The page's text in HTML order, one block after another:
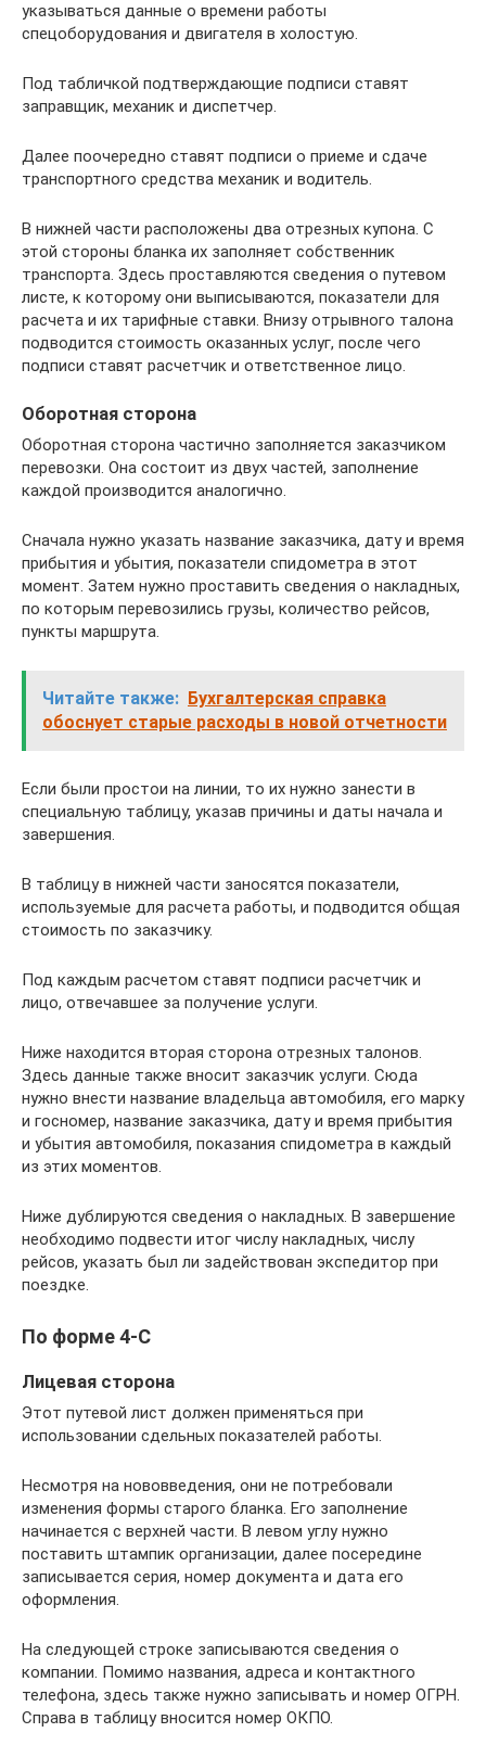
указываться данные о времени работы
спецоборудования и двигателя в холостую.
Под табличкой подтверждающие подписи ставят
заправщик, механик и диспетчер.
Далее поочередно ставят подписи о приеме и сдаче
транспортного средства механик и водитель.
В нижней части расположены два отрезных купона. С
этой стороны бланка их заполняет собственник
транспорта. Здесь проставляются сведения о путевом
листе, к которому они выписываются, показатели для
расчета и их тарифные ставки. Внизу отрывного талона
подводится стоимость оказанных услуг, после чего
подписи ставят расчетчик и ответственное лицо.
Оборотная сторона
Оборотная сторона частично заполняется заказчиком
перевозки. Она состоит из двух частей, заполнение
каждой производится аналогично.
Сначала нужно указать название заказчика, дату и время
прибытия и убытия, показатели спидометра в этот
момент. Затем нужно проставить сведения о накладных,
по которым перевозились грузы, количество рейсов,
пункты маршрута.
Читайте также: Бухгалтерская справка
обоснует старые расходы в новой отчетности
Если были простои на линии, то их нужно занести в
специальную таблицу, указав причины и даты начала и
завершения.
В таблицу в нижней части заносятся показатели,
используемые для расчета работы, и подводится общая
стоимость по заказчику.
Под каждым расчетом ставят подписи расчетчик и
лицо, отвечавшее за получение услуги.
Ниже находится вторая сторона отрезных талонов.
Здесь данные также вносит заказчик услуги. Сюда
нужно внести название владельца автомобиля, его марку
и госномер, название заказчика, дату и время прибытия
и убытия автомобиля, показания спидометра в каждый
из этих моментов.
Ниже дублируются сведения о накладных. В завершение
необходимо подвести итог числу накладных, числу
рейсов, указать был ли задействован экспедитор при
поездке.
По форме 4-С
Лицевая сторона
Этот путевой лист должен применяться при
использовании сдельных показателей работы.
Несмотря на нововведения, они не потребовали
изменения формы старого бланка. Его заполнение
начинается с верхней части. В левом углу нужно
поставить штампик организации, далее посередине
записывается серия, номер документа и дата его
оформления.
На следующей строке записываются сведения о
компании. Помимо названия, адреса и контактного
телефона, здесь также нужно записывать и номер ОГРН.
Справа в таблицу вносится номер ОКПО.